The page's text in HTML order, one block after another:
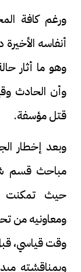
ورغم كافة
أنفاسه
وهو ما أثار
وأن الحادث
قتل مؤسفة.
وبعد إخطار
مباحث قسم
حيث تمكنت
ومعاونيه من
وقت قياسي،
وبمناقشته